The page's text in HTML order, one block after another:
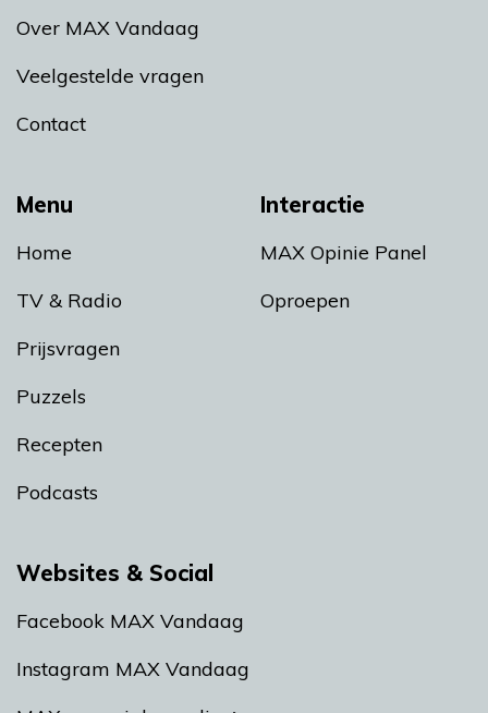
Menu
Home
TV & Radio
Prijsvragen
Puzzels
Recepten
Podcasts
Interactie
MAX Opinie Panel
Oproepen
Over MAX Vandaag
Veelgestelde vragen
Contact
Websites & Social
Facebook MAX Vandaag
Instagram MAX Vandaag